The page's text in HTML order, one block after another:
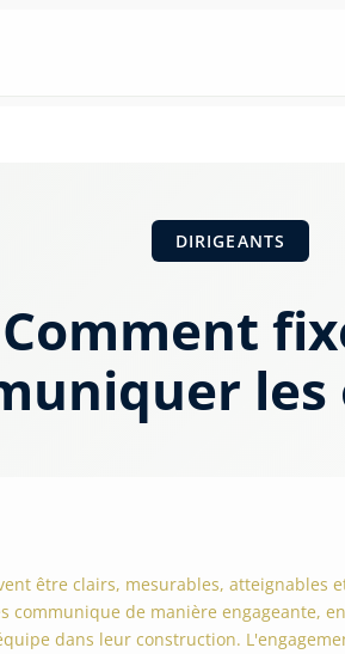
DIRIGEANTS
Comment
les
être clairs, mesurables, atteignables
communique de manière engageante,
dans leur construction.